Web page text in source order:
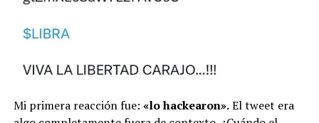
Mi primera reacción fue: «lo hackearon».El tweet era